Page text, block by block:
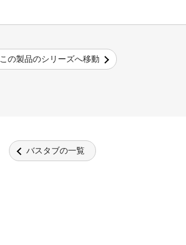
この製品のシリーズへ移動
バスタブの一覧